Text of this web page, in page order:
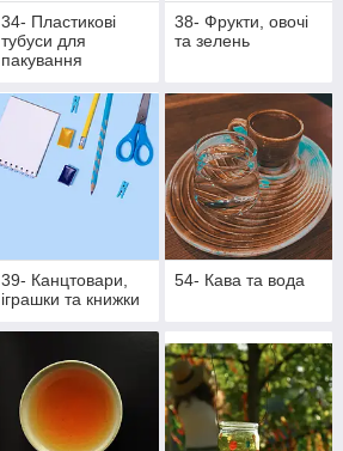
34- Пластикові
тубуси для
пакування
38- Фрукти, овочі
та зелень
39- Канцтовари,
іграшки та книжки
54- Кава та вода